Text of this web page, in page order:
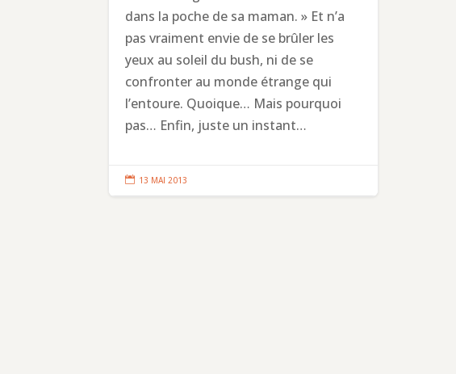
dans la poche de sa maman. » Et n’a
pas vraiment envie de se brûler les
yeux au soleil du bush, ni de se
confronter au monde étrange qui
l’entoure. Quoique… Mais pourquoi
pas… Enfin, juste un instant…
 13 MAI 2013